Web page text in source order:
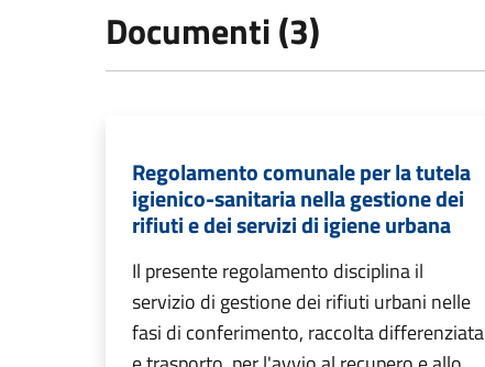
Documenti (3)
Regolamento comunale per la tutela
igienico-sanitaria nella gestione dei
rifiuti e dei servizi di igiene urbana
Il presente regolamento disciplina il
servizio di gestione dei rifiuti urbani nelle
fasi di conferimento, raccolta differenziata